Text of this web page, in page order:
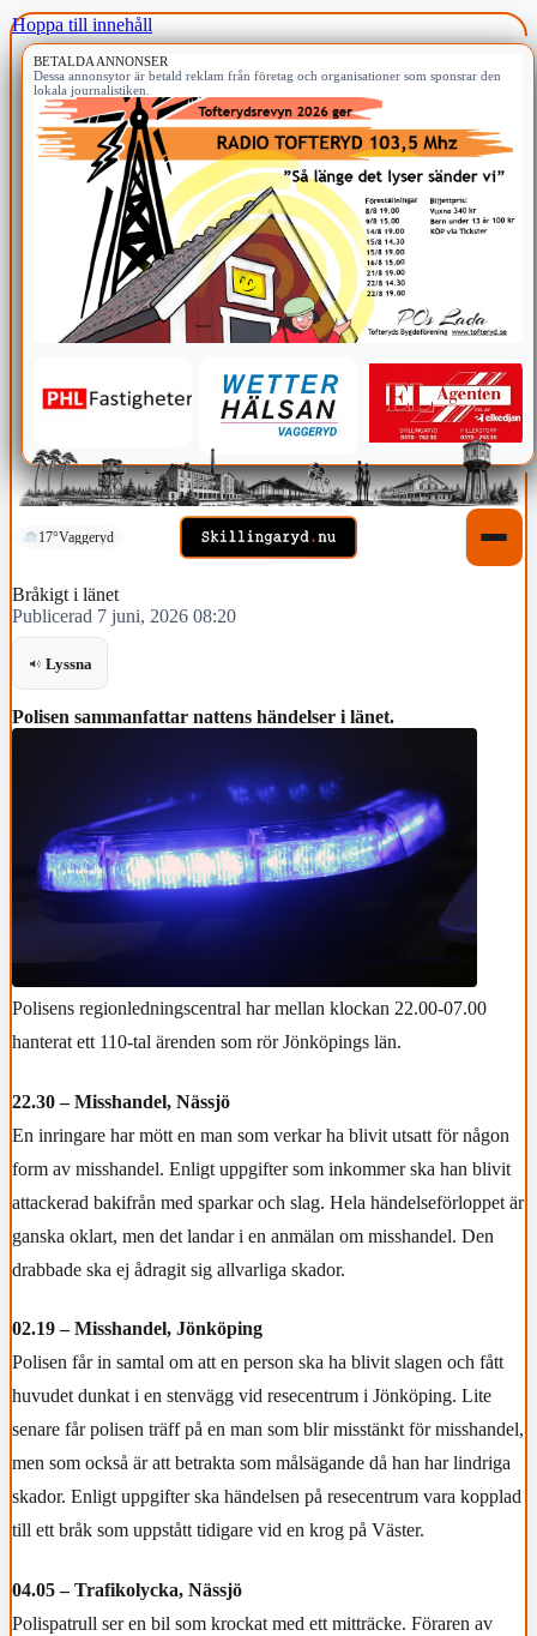
Hoppa till innehåll
BETALDA ANNONSER
Dessa annonsytor är betald reklam från företag och organisationer som sponsrar den
lokala journalistiken.
17°Vaggeryd
Bråkigt i länet
Publicerad 7 juni, 2026 08:20
Lyssna
Polisen sammanfattar nattens händelser i länet.
Polisens regionledningscentral har mellan klockan 22.00-07.00
hanterat ett 110-tal ärenden som rör Jönköpings län.
22.30 – Misshandel, Nässjö
En inringare har mött en man som verkar ha blivit utsatt för någon
form av misshandel. Enligt uppgifter som inkommer ska han blivit
attackerad bakifrån med sparkar och slag. Hela händelseförloppet är
ganska oklart, men det landar i en anmälan om misshandel. Den
drabbade ska ej ådragit sig allvarliga skador.
02.19 – Misshandel, Jönköping
Polisen får in samtal om att en person ska ha blivit slagen och fått
huvudet dunkat i en stenvägg vid resecentrum i Jönköping. Lite
senare får polisen träff på en man som blir misstänkt för misshandel,
men som också är att betrakta som målsägande då han har lindriga
skador. Enligt uppgifter ska händelsen på resecentrum vara kopplad
till ett bråk som uppstått tidigare vid en krog på Väster.
04.05 – Trafikolycka, Nässjö
Polispatrull ser en bil som krockat med ett mitträcke. Föraren av